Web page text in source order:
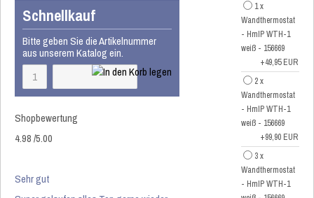
Schnellkauf
Bitte geben Sie die Artikelnummer
aus unserem Katalog ein.
Shopbewertung
4.98/5.00
Sehr gut
1 x
Wandthermostat
- HmIP WTH-1
weiß - 156669
+49,95 EUR
2 x
Wandthermostat
- HmIP WTH-1
weiß - 156669
+99,90 EUR
3 x
Wandthermostat
- HmIP WTH-1